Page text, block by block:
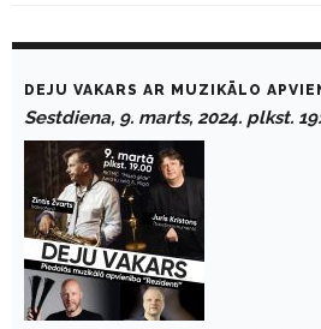
9
0
DEJU VAKARS AR MUZIKĀLO
Sestdiena, 9. marts, 2024. plkst.